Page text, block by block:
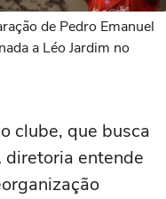
de Pedro Emanuel
a Léo Jardim no
clube, que busca
entende